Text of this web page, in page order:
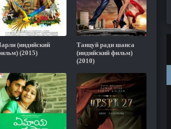
(индийский
(2015)
Танцуй ради шанса
(индийский фильм)
(2010)